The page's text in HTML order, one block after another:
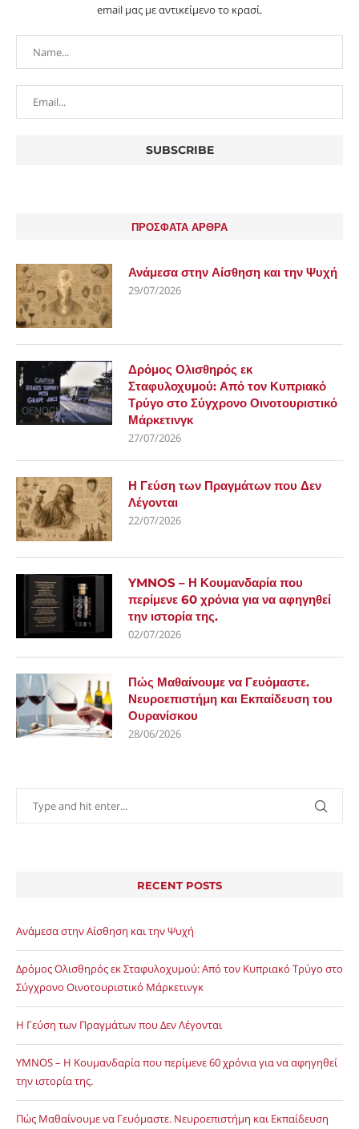
email μας με αντικείμενο το κρασί.
ΠΡΟΣΦΑΤΑ ΑΡΘΡΑ
Ανάμεσα στην Αίσθηση και την Ψυχή
29/07/2026
Δρόμος Ολισθηρός εκ
Σταφυλοχυμού: Από τον Κυπριακό
Τρύγο στο Σύγχρονο Οινοτουριστικό
Μάρκετινγκ
27/07/2026
Η Γεύση των Πραγμάτων που Δεν
Λέγονται
22/07/2026
YMNOS – Η Κουμανδαρία που
περίμενε 60 χρόνια για να αφηγηθεί
την ιστορία της.
02/07/2026
Πώς Μαθαίνουμε να Γευόμαστε.
Νευροεπιστήμη και Εκπαίδευση του
Ουρανίσκου
28/06/2026
RECENT POSTS
Ανάμεσα στην Αίσθηση και την Ψυχή
Δρόμος Ολισθηρός εκ Σταφυλοχυμού: Από τον Κυπριακό Τρύγο στο
Σύγχρονο Οινοτουριστικό Μάρκετινγκ
Η Γεύση των Πραγμάτων που Δεν Λέγονται
YMNOS – Η Κουμανδαρία που περίμενε 60 χρόνια για να αφηγηθεί
την ιστορία της.
Πώς Μαθαίνουμε να Γευόμαστε. Νευροεπιστήμη και Εκπαίδευση